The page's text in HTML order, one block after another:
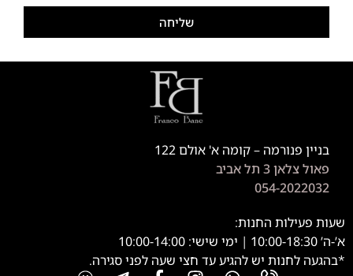
שליחה
בניין פנורמה – קומה א' אולם 122
פאול צלאן 3 תל אביב
054-2022032
שעות פעילות החנות:
א’-ה’ 10:00-18:30 | ימי שישי: 10:00-14:00
*בהגעה לחנות יש להגיע עד חצי שעה לפני סגירה.